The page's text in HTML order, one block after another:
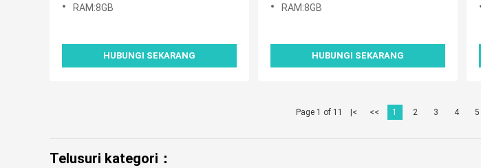
RAM:8GB
HUBUNGI SEKARANG
RAM:8GB
HUBUNGI SEKARANG
Page 1 of 11 |< << 1 2 3 4 5
Telusuri kategori：